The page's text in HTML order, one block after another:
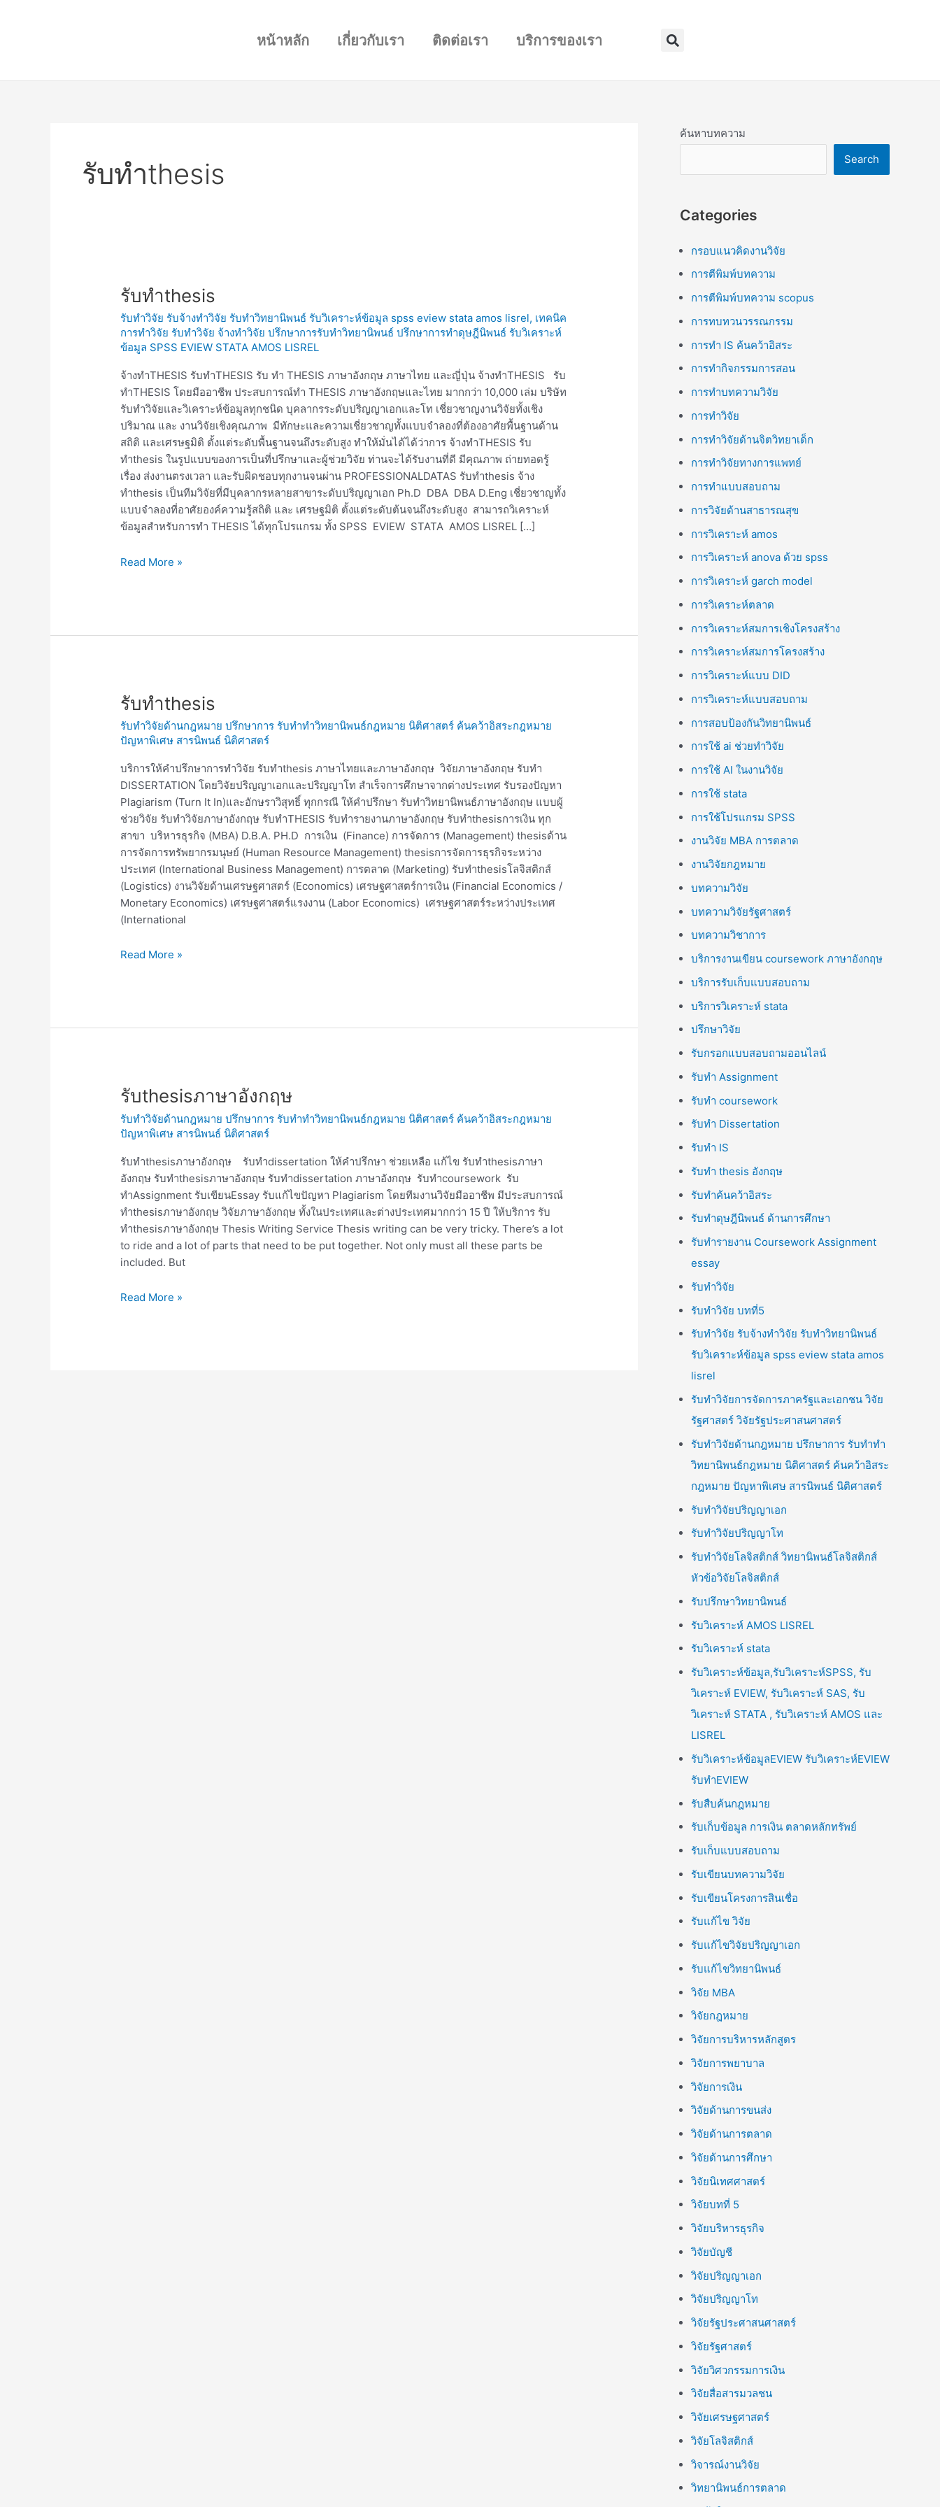
หน้าหลัก เกี่ยวกับเรา ติดต่อเรา บริการของเรา Search
รับทำthesis
รับทำthesis
รับทำวิจัย รับจ้างทำวิจัย รับทำวิทยานิพนธ์ รับวิเคราะห์ข้อมูล spss eview stata amos lisrel, เทคนิค
การทำวิจัย รับทำวิจัย จ้างทำวิจัย ปรึกษาการรับทำวิทยานิพนธ์ ปรึกษาการทำดุษฎีนิพนธ์ รับวิเคราะห์
ข้อมูล SPSS EVIEW STATA AMOS LISREL
จ้างทำTHESIS รับทำTHESIS รับ ทำ THESIS ภาษาอังกฤษ ภาษาไทย และญี่ปุ่น จ้างทำTHESIS รับ
ทำTHESIS โดยมืออาชีพ ประสบการณ์ทำ THESIS ภาษาอังกฤษและไทย มากกว่า 10,000 เล่ม บริษัท
รับทำวิจัยและวิเคราะห์ข้อมูลทุกชนิด บุคลากรระดับปริญญาเอกและโท เชี่ยวชาญงานวิจัยทั้งเชิง
ปริมาณ และ งานวิจัยเชิงคุณภาพ มีทักษะและความเชี่ยวชาญทั้งแบบจำลองที่ต้องอาศัยพื้นฐานด้าน
สถิติ และเศรษฐมิติ ตั้งแต่ระดับพื้นฐานจนถึงระดับสูง ทำให้มั่นได้ได้ว่าการ จ้างทำTHESIS รับ
ทำthesis ในรูปแบบของการเป็นที่ปรึกษาและผู้ช่วยวิจัย ท่านจะได้รับงานที่ดี มีคุณภาพ ถ่ายทอดรู้
เรื่อง ส่งงานตรงเวลา และรับผิดชอบทุกงานจนผ่าน PROFESSIONALDATAS รับทำthesis จ้าง
ทำthesis เป็นทีมวิจัยที่มีบุคลากรหลายสาขาระดับปริญญาเอก Ph.D DBA DBA D.Eng เชี่ยวชาญทั้ง
แบบจำลองที่อาศัยองค์ความรู้สถิติ และ เศรษฐมิติ ตั้งแต่ระดับต้นจนถึงระดับสูง สามารถวิเคราะห์
ข้อมูลสำหรับการทำ THESIS ได้ทุกโปรแกรม ทั้ง SPSS EVIEW STATA AMOS LISREL […]
รับ
Read More »
รับทำthesis
รับทำวิจัยด้านกฎหมาย ปรึกษาการ รับทำทำวิทยานิพนธ์กฎหมาย นิติศาสตร์ ค้นคว้าอิสระกฎหมาย
ปัญหาพิเศษ สารนิพนธ์ นิติศาสตร์
บริการให้คำปรึกษาการทำวิจัย รับทำthesis ภาษาไทยและภาษาอังกฤษ วิจัยภาษาอังกฤษ รับทำ
DISSERTATION โดยวิจัยปริญญาเอกและปริญญาโท สำเร็จการศึกษาจากต่างประเทศ รับรองปัญหา
Plagiarism (Turn It In)และอักษราวิสุทธิ์ ทุกกรณี ให้คำปรึกษา รับทำวิทยานิพนธ์ภาษาอังกฤษ แบบผู้
ช่วยวิจัย รับทำวิจัยภาษาอังกฤษ รับทำTHESIS รับทำรายงานภาษาอังกฤษ รับทำthesisการเงิน ทุก
สาขา บริหารธุรกิจ (MBA) D.B.A. PH.D การเงิน (Finance) การจัดการ (Management) thesisด้าน
การจัดการทรัพยากรมนุษย์ (Human Resource Management) thesisการจัดการธุรกิจระหว่าง
ประเทศ (International Business Management) การตลาด (Marketing) รับทำthesisโลจิสติกส์
(Logistics) งานวิจัยด้านเศรษฐศาสตร์ (Economics) เศรษฐศาสตร์การเงิน (Financial Economics /
Monetary Economics) เศรษฐศาสตร์แรงงาน (Labor Economics) เศรษฐศาสตร์ระหว่างประเทศ
(International
รับ
Read More »
รับthesisภาษาอังกฤษ
รับทำวิจัยด้านกฎหมาย ปรึกษาการ รับทำทำวิทยานิพนธ์กฎหมาย นิติศาสตร์ ค้นคว้าอิสระกฎหมาย
ปัญหาพิเศษ สารนิพนธ์ นิติศาสตร์
รับทำthesisภาษาอังกฤษ รับทำdissertation ให้คำปรึกษา ช่วยเหลือ แก้ไข รับทำthesisภาษา
อังกฤษ รับทำthesisภาษาอังกฤษ รับทำdissertation ภาษาอังกฤษ รับทำcoursework รับ
ทำAssignment รับเขียนEssay รับแก้ไขปัญหา Plagiarism โดยทีมงานวิจัยมืออาชีพ มีประสบการณ์
ทำthesisภาษาอังกฤษ วิจัยภาษาอังกฤษ ทั้งในประเทศและต่างประเทศมากกว่า 15 ปี ให้บริการ รับ
ทำthesisภาษาอังกฤษ Thesis Writing Service Thesis writing can be very tricky. There’s a lot
to ride and a lot of parts that need to be put together. Not only must all these parts be
included. But
รับthesisภาษา
Read More »
ค้นหาบทความ
Search
Categories
กรอบแนวคิดงานวิจัย
การตีพิมพ์บทความ
การตีพิมพ์บทความ scopus
การทบทวนวรรณกรรม
การทำ IS ค้นคว้าอิสระ
การทำกิจกรรมการสอน
การทำบทความวิจัย
การทำวิจัย
การทำวิจัยด้านจิตวิทยาเด็ก
การทำวิจัยทางการแพทย์
การทำแบบสอบถาม
การวิจัยด้านสาธารณสุข
การวิเคราะห์ amos
การวิเคราะห์ anova ด้วย spss
การวิเคราะห์ garch model
การวิเคราะห์ตลาด
การวิเคราะห์สมการเชิงโครงสร้าง
การวิเคราะห์สมการโครงสร้าง
การวิเคราะห์แบบ DID
การวิเคราะห์แบบสอบถาม
การสอบป้องกันวิทยานิพนธ์
การใช้ ai ช่วยทำวิจัย
การใช้ AI ในงานวิจัย
การใช้ stata
การใช้โปรแกรม SPSS
งานวิจัย MBA การตลาด
งานวิจัยกฎหมาย
บทความวิจัย
บทความวิจัยรัฐศาสตร์
บทความวิชาการ
บริการงานเขียน coursework ภาษาอังกฤษ
บริการรับเก็บแบบสอบถาม
บริการวิเคราะห์ stata
ปรึกษาวิจัย
รับกรอกแบบสอบถามออนไลน์
รับทำ Assignment
รับทำ coursework
รับทำ Dissertation
รับทำ IS
รับทำ thesis อังกฤษ
รับทำค้นคว้าอิสระ
รับทำดุษฎีนิพนธ์ ด้านการศึกษา
รับทำรายงาน Coursework Assignment
essay
รับทำวิจัย
รับทำวิจัย บทที่5
รับทำวิจัย รับจ้างทำวิจัย รับทำวิทยานิพนธ์
รับวิเคราะห์ข้อมูล spss eview stata amos
lisrel
รับทำวิจัยการจัดการภาครัฐและเอกชน วิจัย
รัฐศาสตร์ วิจัยรัฐประศาสนศาสตร์
รับทำวิจัยด้านกฎหมาย ปรึกษาการ รับทำทำ
วิทยานิพนธ์กฎหมาย นิติศาสตร์ ค้นคว้าอิสระ
กฎหมาย ปัญหาพิเศษ สารนิพนธ์ นิติศาสตร์
รับทำวิจัยปริญญาเอก
รับทำวิจัยปริญญาโท
รับทำวิจัยโลจิสติกส์ วิทยานิพนธ์โลจิสติกส์
หัวข้อวิจัยโลจิสติกส์
รับปรึกษาวิทยานิพนธ์
รับวิเคราะห์ AMOS LISREL
รับวิเคราะห์ stata
รับวิเคราะห์ข้อมูล,รับวิเคราะห์SPSS, รับ
วิเคราะห์ EVIEW, รับวิเคราะห์ SAS, รับ
วิเคราะห์ STATA , รับวิเคราะห์ AMOS และ
LISREL
รับวิเคราะห์ข้อมูลEVIEW รับวิเคราะห์EVIEW
รับทำEVIEW
รับสืบค้นกฎหมาย
รับเก็บข้อมูล การเงิน ตลาดหลักทรัพย์
รับเก็บแบบสอบถาม
รับเขียนบทความวิจัย
รับเขียนโครงการสินเชื่อ
รับแก้ไข วิจัย
รับแก้ไขวิจัยปริญญาเอก
รับแก้ไขวิทยานิพนธ์
วิจัย MBA
วิจัยกฎหมาย
วิจัยการบริหารหลักสูตร
วิจัยการพยาบาล
วิจัยการเงิน
วิจัยด้านการขนส่ง
วิจัยด้านการตลาด
วิจัยด้านการศึกษา
วิจัยนิเทศศาสตร์
วิจัยบทที่ 5
วิจัยบริหารธุรกิจ
วิจัยบัญชี
วิจัยปริญญาเอก
วิจัยปริญญาโท
วิจัยรัฐประศาสนศาสตร์
วิจัยรัฐศาสตร์
วิจัยวิศวกรรมการเงิน
วิจัยสื่อสารมวลชน
วิจัยเศรษฐศาสตร์
วิจัยโลจิสติกส์
วิจารณ์งานวิจัย
วิทยานิพนธ์การตลาด